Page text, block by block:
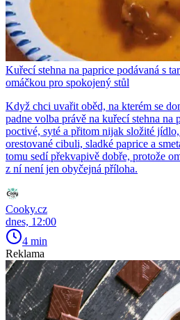
Kuřecí stehna na paprice podávaná s
omáčkou pro spokojený stůl
Když chci uvařit oběd, na kterém se
padne volba právě na kuřecí stehna na
poctivé, syté a přitom nijak složité
orestované cibuli, sladké paprice a
tomu sedí překvapivě dobře, protože
z ní není jen obyčejná příloha.
Cooky.cz
dnes, 12:00
4 min
Reklama